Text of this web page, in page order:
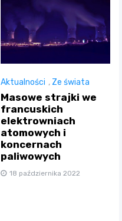
Aktualności , Ze świata
Masowe strajki we
francuskich
elektrowniach
atomowych i
koncernach
paliwowych
18 października 2022